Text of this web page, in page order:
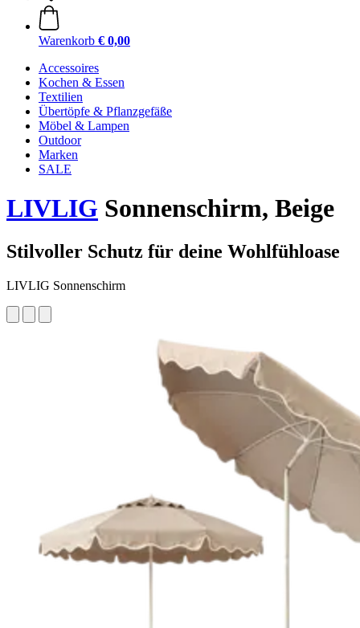
Warenkorb € 0,00
Accessoires
Kochen & Essen
Textilien
Übertöpfe & Pflanzgefäße
Möbel & Lampen
Outdoor
Marken
SALE
LIVLIG Sonnenschirm, Beige
Stilvoller Schutz für deine Wohlfühloase
LIVLIG Sonnenschirm